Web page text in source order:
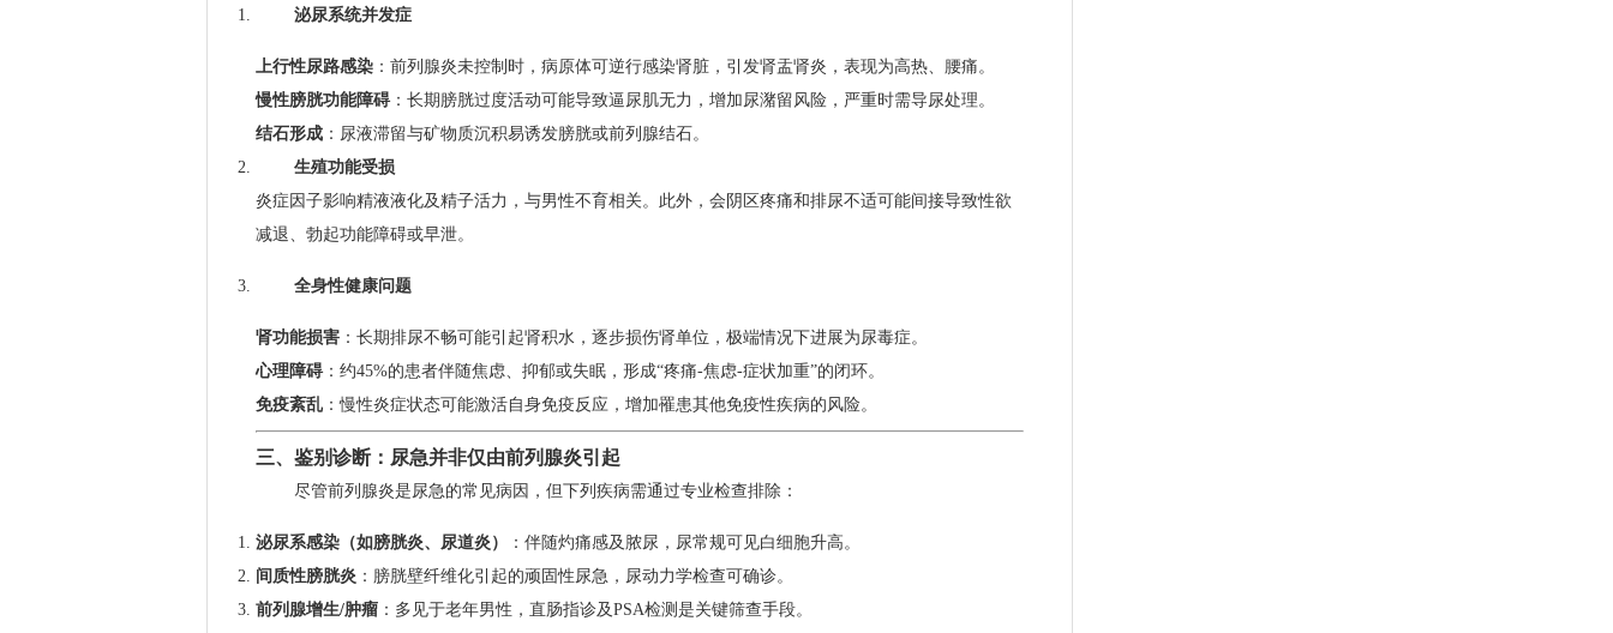
泌尿系统并发症
上行性尿路感染 ：前列腺炎未控制时，病原体可逆行感染肾脏，引发肾盂肾炎，表现为高热、腰痛。
慢性膀胱功能障碍：长期膀胱过度活动可能导致逼尿肌无力，增加尿潴留风险，严重时需导尿处理。
结石形成 ：尿液滞留与矿物质沉积易诱发膀胱或前列腺结石。
生殖功能受损
炎症因子影响精液液化及精子活力，与男性不育相关。此外，会阴区疼痛和排尿不适可能间接导致性欲
减退、勃起功能障碍或早泄。
全身性健康问题
肾功能损害 ：长期排尿不畅可能引起肾积水，逐步损伤肾单位，极端情况下进展为尿毒症。
心理障碍：约45%的患者伴随焦虑、抑郁或失眠，形成“疼痛-焦虑-症状加重”的闭环。
免疫紊乱 ：慢性炎症状态可能激活自身免疫反应，增加罹患其他免疫性疾病的风险。
三、鉴别诊断：尿急并非仅由前列腺炎引起
尽管前列腺炎是尿急的常见病因，但下列疾病需通过专业检查排除：
泌尿系感染（如膀胱炎、尿道炎）
：伴随灼痛感及脓尿，尿常规可见白细胞升高。
间质性膀胱炎 ：膀胱壁纤维化引起的顽固性尿急，尿动力学检查可确诊。
前列腺增生/肿瘤 ：多见于老年男性，直肠指诊及PSA检测是关键筛查手段。